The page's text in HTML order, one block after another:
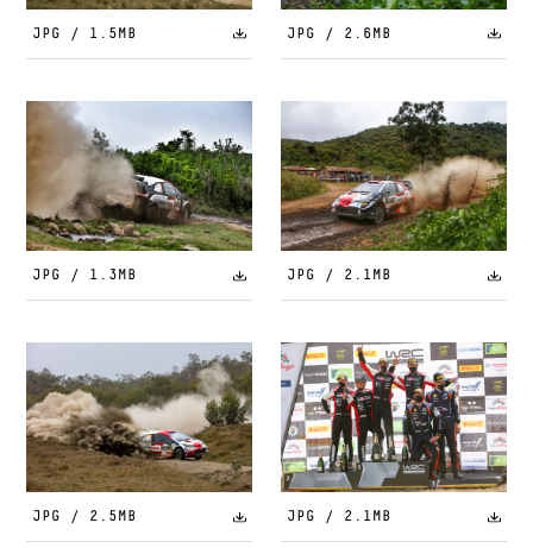
JPG / 1.5MB JPG / 2.6MB
JPG / 1.3MB JPG / 2.1MB
JPG / 2.5MB JPG / 2.1MB